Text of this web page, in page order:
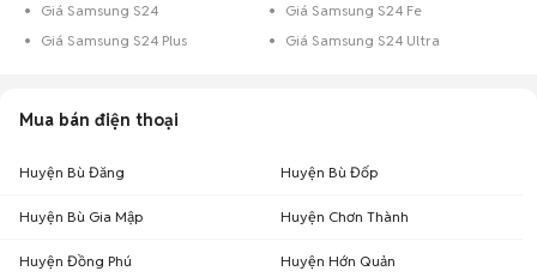
Giá Samsung S24
Giá Samsung S24 Fe
Giá Samsung S24 Plus
Giá Samsung S24 Ultra
Mua bán điện thoại
Huyện Bù Đăng Huyện Bù Đốp
Huyện Bù Gia Mập Huyện Chơn Thành
Huyện Đồng Phú Huyện Hớn Quản